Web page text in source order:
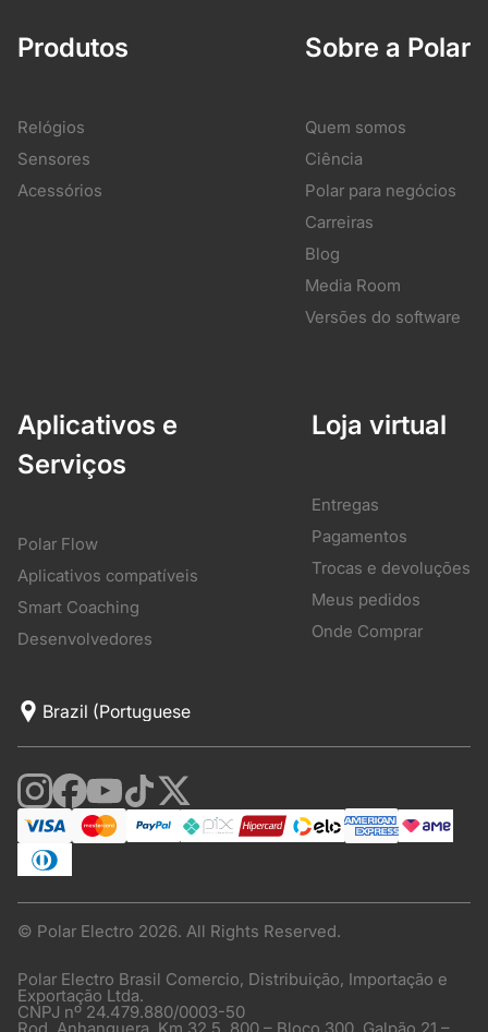
Produtos
Relógios
Sensores
Acessórios
Sobre a Polar
Quem somos
Ciência
Polar para negócios
Carreiras
Blog
Media Room
Versões do software
Aplicativos e
Serviços
Polar Flow
Aplicativos compatíveis
Smart Coaching
Desenvolvedores
Loja virtual
Entregas
Pagamentos
Trocas e devoluções
Meus pedidos
Onde Comprar
© Polar Electro 2026. All Rights Reserved.
Polar Electro Brasil Comercio, Distribuição, Importação e
Exportação Ltda.
CNPJ nº 24.479.880/0003-50